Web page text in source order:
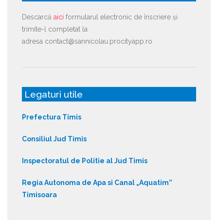
Descarcă aici formularul electronic de înscriere și
trimite-l completat la
adresa contact@sannicolau.procityapp.ro
Legaturi utile
Prefectura Timis
Consiliul Jud Timis
Inspectoratul de Politie al Jud Timis
Regia Autonoma de Apa si Canal „Aquatim”
Timisoara